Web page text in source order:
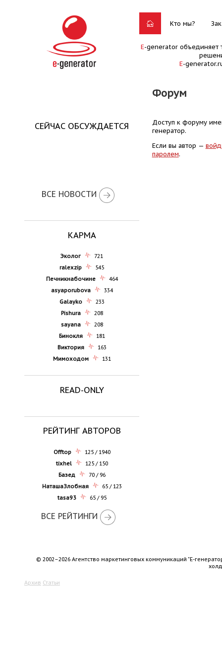
Кто мы?
E-generator объединяет
E-
Форум
СЕЙЧАС ОБСУЖДАЕТСЯ
ВСЕ НОВОСТИ
КАРМА
Эколог
721
ralexzip
545
Печникнабочине
464
asyaporubova
334
Galayko
233
Pishura
208
sayana
208
Бинокля
181
Виктория
163
Мимоходом
131
READ-ONLY
РЕЙТИНГ АВТОРОВ
Offtop
125 / 1940
tixhel
125 / 150
Базед
70 / 96
НаташаЗлобная
65 / 123
tasa93
65 / 95
ВСЕ РЕЙТИНГИ
Доступ к форуму
генератор.
Если вы автор —
паролем.
© 2002–2026 Агентство маркетинговых коммуникаций "Е-
Архив Статьи